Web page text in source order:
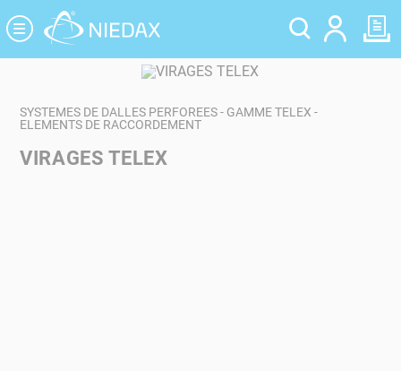
SYSTEMES DE DALLES PERFOREES - GAMME TELEX -
ELEMENTS DE RACCORDEMENT
VIRAGES TELEX
Panneau de gestion des cookies